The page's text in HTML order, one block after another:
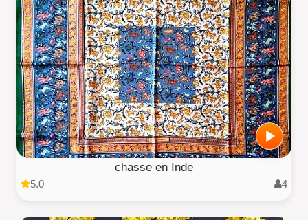
chasse en Inde
5.0 4